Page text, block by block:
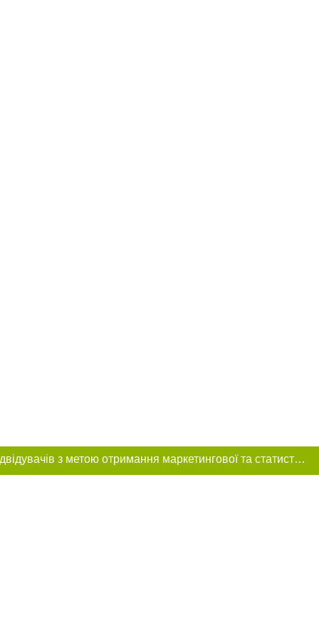
Цей сайт використовує «cookies». Також веб-сайт використовує інтернет-сервіс для збору технічних даних стосовно відвідувачів з метою отримання маркетингової та статистичної інформації. Умови обробки даних відвідувачів сайту див.